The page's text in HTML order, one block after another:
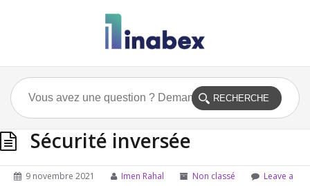
Sécurité inversée
9 novembre 2021 Imen Rahal Non classé
Leave a